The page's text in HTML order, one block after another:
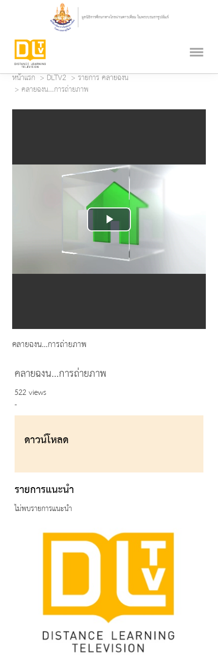
หน้าแรก DLTV2
รายการ คลายฉงน
คลายฉงน...การถ่ายภาพ
Play
Video
คลายฉงน...การถ่ายภาพ
คลายฉงน...การถ่ายภาพ
522 views
-
ดาวน์โหลด
รายการแนะนำ
ไม่พบรายการแนะนำ